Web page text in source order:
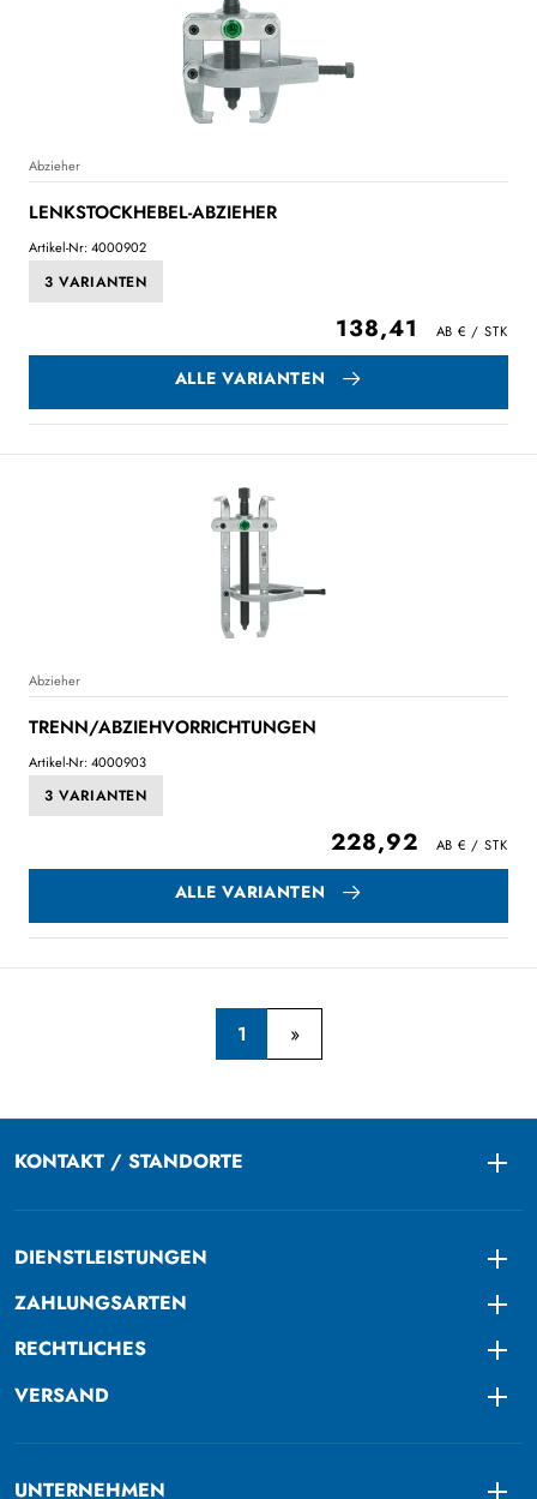
Abzieher
LENKSTOCKHEBEL-ABZIEHER
Artikel-Nr: 4000902
3 VARIANTEN
138,41
ALLE VARIANTEN
Abzieher
TRENN/ABZIEHVORRICHTUNGEN
Artikel-Nr: 4000903
3 VARIANTEN
228,92
ALLE VARIANTEN
1
KONTAKT / STANDORTE
DIENSTLEISTUNGEN
ZAHLUNGSARTEN
RECHTLICHES
VERSAND
UNTERNEHMEN